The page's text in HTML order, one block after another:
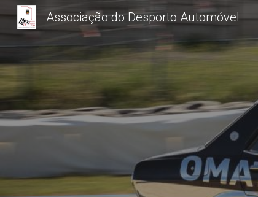
Associação do Desporto Automóvel